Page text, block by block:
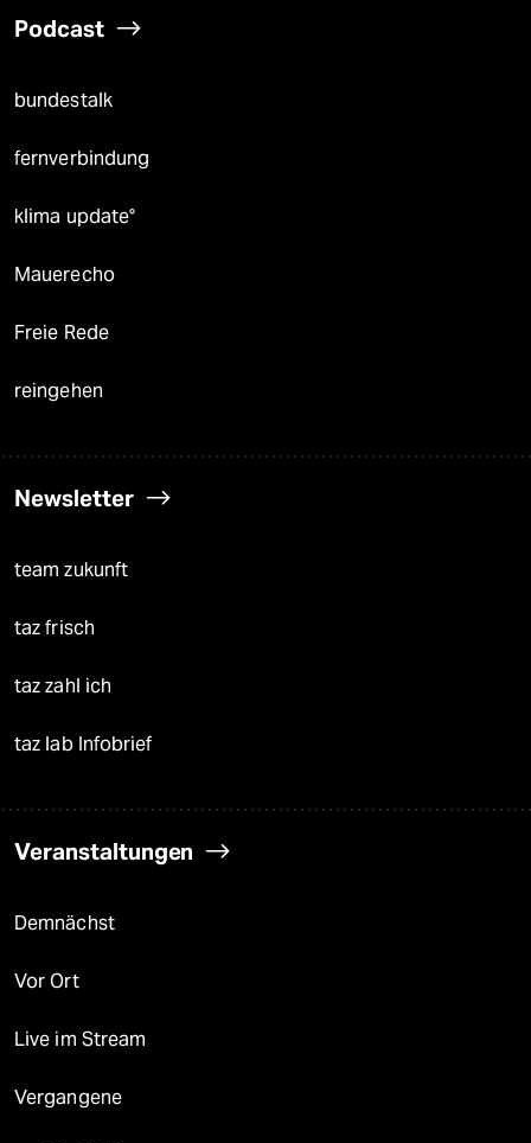
Podcast
bundestalk
fernverbindung
klima update°
Mauerecho
Freie Rede
reingehen
Newsletter
team zukunft
taz frisch
taz zahl ich
taz lab Infobrief
Veranstaltungen
Demnächst
Vor Ort
Live im Stream
Vergangene